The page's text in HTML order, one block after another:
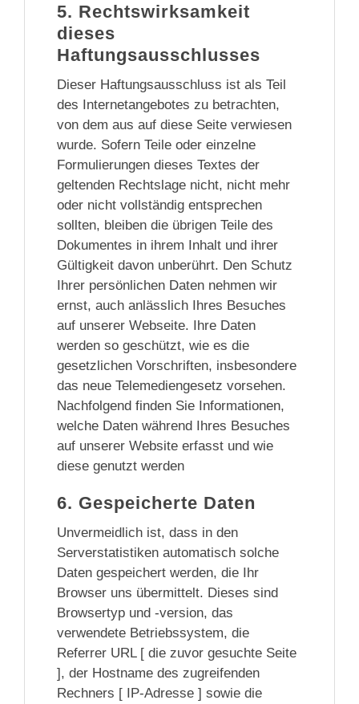
5. Rechtswirksamkeit
dieses
Haftungsausschlusses
Dieser Haftungsausschluss ist als Teil
des Internetangebotes zu betrachten,
von dem aus auf diese Seite verwiesen
wurde. Sofern Teile oder einzelne
Formulierungen dieses Textes der
geltenden Rechtslage nicht, nicht mehr
oder nicht vollständig entsprechen
sollten, bleiben die übrigen Teile des
Dokumentes in ihrem Inhalt und ihrer
Gültigkeit davon unberührt. Den Schutz
Ihrer persönlichen Daten nehmen wir
ernst, auch anlässlich Ihres Besuches
auf unserer Webseite. Ihre Daten
werden so geschützt, wie es die
gesetzlichen Vorschriften, insbesondere
das neue Telemediengesetz vorsehen.
Nachfolgend finden Sie Informationen,
welche Daten während Ihres Besuches
auf unserer Website erfasst und wie
diese genutzt werden
6. Gespeicherte Daten
Unvermeidlich ist, dass in den
Serverstatistiken automatisch solche
Daten gespeichert werden, die Ihr
Browser uns übermittelt. Dieses sind
Browsertyp und -version, das
verwendete Betriebssystem, die
Referrer URL [ die zuvor gesuchte Seite
], der Hostname des zugreifenden
Rechners [ IP-Adresse ] sowie die